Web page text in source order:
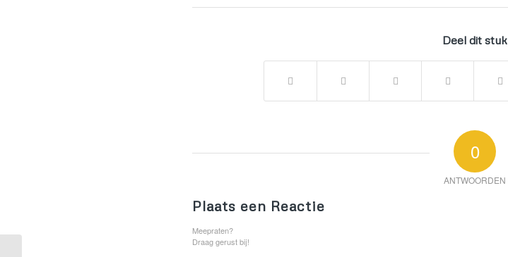
Deel dit stuk
0
ANTWOORDEN
Plaats een Reactie
Meepraten?
Draag gerust bij!